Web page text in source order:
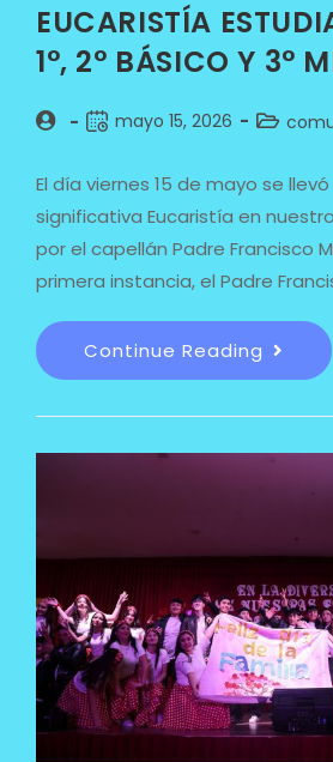
EUCARISTÍA
1°, 2° BÁSICO Y 3°
mayo 15, 2026
El día viernes 15 de mayo se
significativa Eucaristía en
por el capellán Padre Francisco
primera instancia, el Padre
Continue Reading